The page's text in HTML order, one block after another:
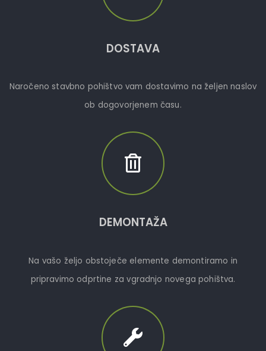
DOSTAVA
Naročeno stavbno pohištvo vam dostavimo na željen naslov
ob dogovorjenem času.
DEMONTAŽA
Na vašo željo obstoječe elemente demontiramo in
pripravimo odprtine za vgradnjo novega pohištva.